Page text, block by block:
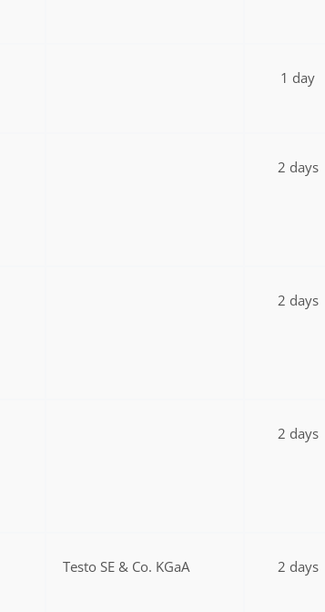
1 day
2 days
2 days
2 days
Testo SE & Co. KGaA 2 days